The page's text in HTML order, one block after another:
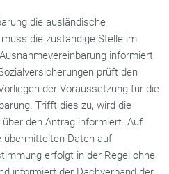
die ausländische
die zuständige Stelle im
informiert
prüft den
der Voraussetzung für die
Trifft dies zu, wird die
den Antrag informiert. Auf
übermittelten Daten auf
erfolgt in der Regel ohne